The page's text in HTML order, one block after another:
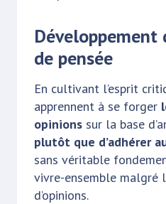
Développement
de pensée
En cultivant l’esprit
apprennent à se forger
opinions sur la base
plutôt que d’adhérer
sans véritable
vivre-ensemble malgré
d’opinions.